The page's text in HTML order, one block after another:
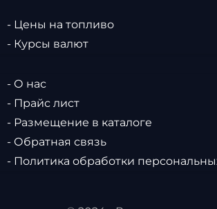
- Цены на топливо
- Курсы валют
- О нас
- Прайс лист
- Размещение в каталоге
- Обратная связь
- Политика обработки